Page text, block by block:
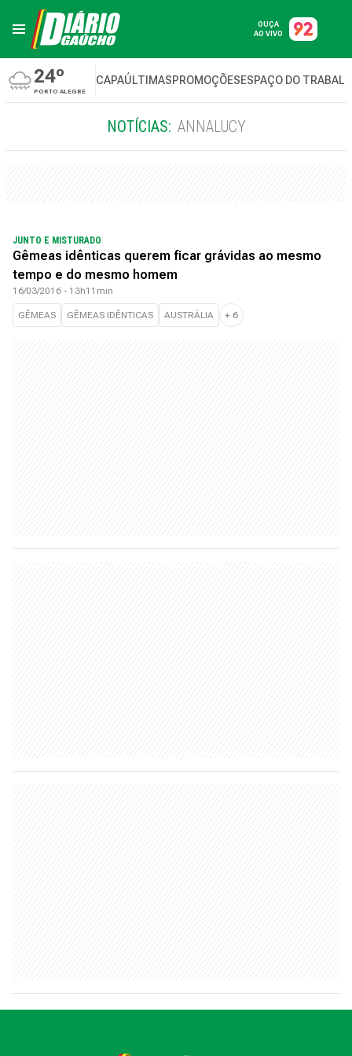
OUÇA
AO VIVO
24º
PORTO ALEGRE
CAPAÚLTIMASPROMOÇÕESESPAÇO DO
NOTÍCIAS: ANNALUCY
JUNTO E MISTURADO
Gêmeas idênticas querem ficar grávidas ao mesmo
tempo e do mesmo homem
16/03/2016 - 13h11min
GÊMEAS GÊMEAS IDÊNTICAS AUSTRÁLIA + 6